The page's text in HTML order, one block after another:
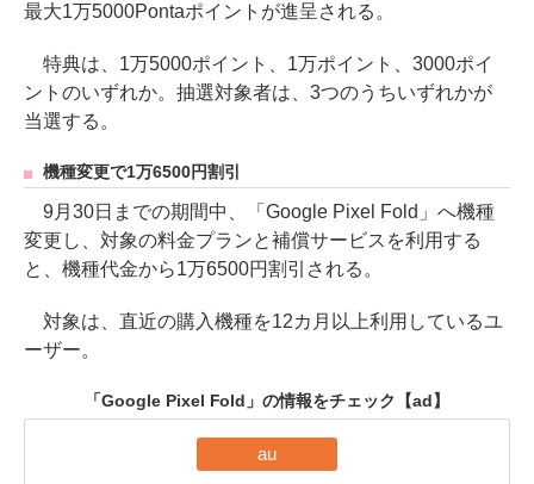
最大1万5000Pontaポイントが進呈される。
特典は、1万5000ポイント、1万ポイント、3000ポイ
ントのいずれか。抽選対象者は、3つのうちいずれかが
当選する。
機種変更で1万6500円割引
9月30日までの期間中、「Google Pixel Fold」へ機種
変更し、対象の料金プランと補償サービスを利用する
と、機種代金から1万6500円割引される。
対象は、直近の購入機種を12カ月以上利用しているユ
ーザー。
「Google Pixel Fold」の情報をチェック 【ad】
au